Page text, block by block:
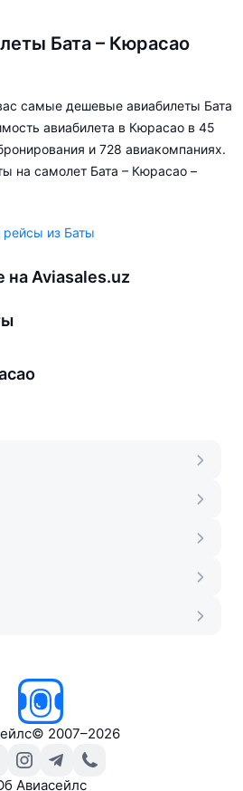
Бата – Кюрасао
самые дешевые авиабилеты Бата
авиабилета в Кюрасао в 45
и 728 авиакомпаниях.
на самолет Бата – Кюрасао –
из Баты
Aviasales.uz
© 2007–2026
Авиасейлс